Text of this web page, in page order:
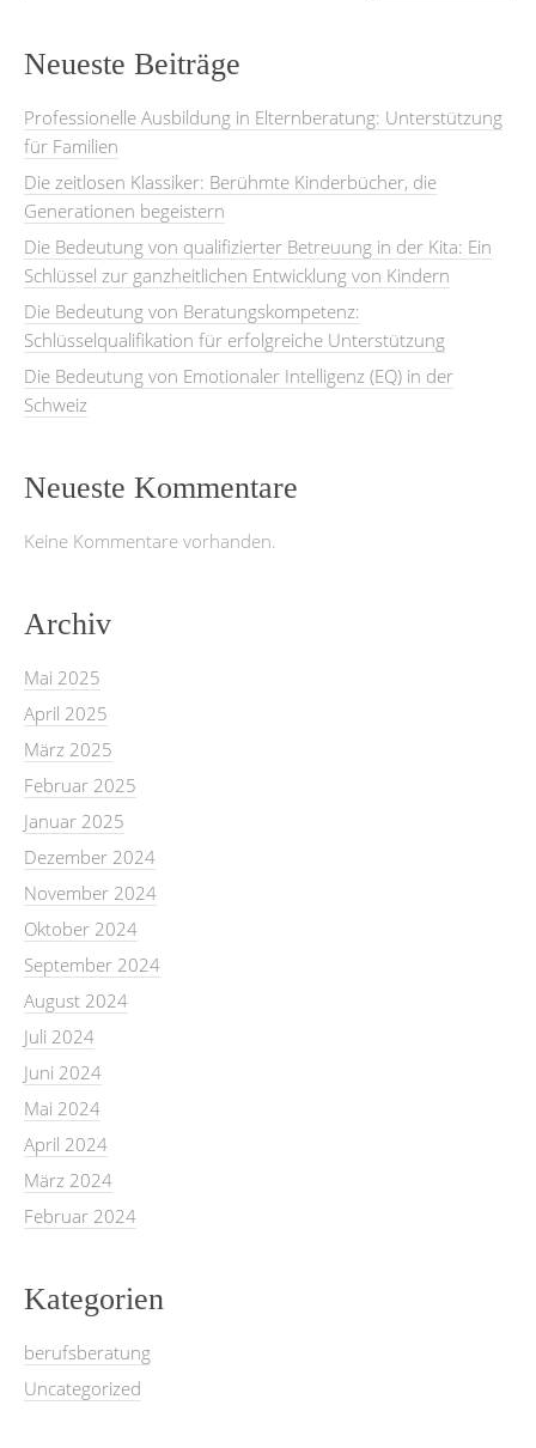
Neueste Beiträge
Professionelle Ausbildung in Elternberatung: Unterstützung
für Familien
Die zeitlosen Klassiker: Berühmte Kinderbücher, die
Generationen begeistern
Die Bedeutung von qualifizierter Betreuung in der Kita: Ein
Schlüssel zur ganzheitlichen Entwicklung von Kindern
Die Bedeutung von Beratungskompetenz:
Schlüsselqualifikation für erfolgreiche Unterstützung
Die Bedeutung von Emotionaler Intelligenz (EQ) in der
Schweiz
Neueste Kommentare
Keine Kommentare vorhanden.
Archiv
Mai 2025
April 2025
März 2025
Februar 2025
Januar 2025
Dezember 2024
November 2024
Oktober 2024
September 2024
August 2024
Juli 2024
Juni 2024
Mai 2024
April 2024
März 2024
Februar 2024
Kategorien
berufsberatung
Uncategorized